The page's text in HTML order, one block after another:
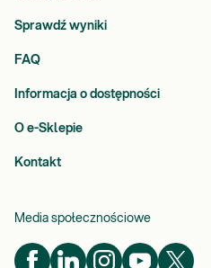
Sprawdź wyniki
FAQ
Informacja o dostępności
O e-Sklepie
Kontakt
Media społecznościowe